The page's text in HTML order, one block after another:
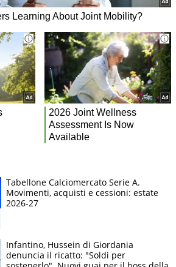
Tabellone Calciomercato Serie A.
Movimenti, acquisti e cessioni: estate
2026-27
Infantino, Hussein di Giordania
denuncia il ricatto: "Soldi per